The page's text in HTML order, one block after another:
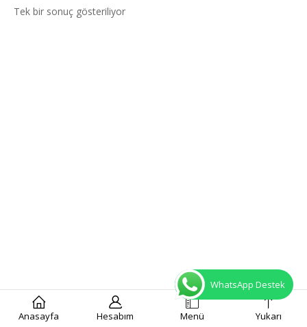
Anasayfa Hesabım Menü Yukarı
Tek bir sonuç gösteriliyor
WhatsApp Destek